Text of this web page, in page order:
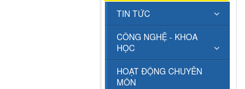
TIN TỨC
CÔNG NGHỆ - KHOA
HỌC
HOẠT ĐỘNG CHUYÊN
MÔN